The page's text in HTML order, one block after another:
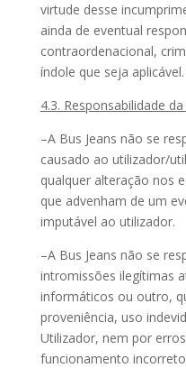
virtude desse
ainda de eventual
contraordenacional,
índole que seja aplicável.
4.3. Responsabilidade da
–A Bus Jeans não se
causado ao utilizador/
qualquer alteração nos
que advenham de um
imputável ao utilizador.
–A Bus Jeans não se
intromissões ilegítimas
informáticos ou outro,
proveniência, uso
Utilizador, nem por
funcionamento